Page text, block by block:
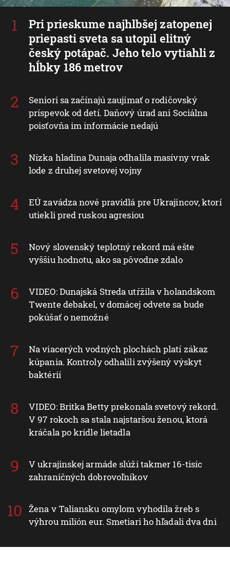
Pri prieskume najhlbšej zatopenej
priepasti sveta sa utopil elitný
český potápač. Jeho telo vytiahli z
hĺbky 186 metrov
Seniori sa začínajú zaujímať o rodičovský
príspevok od detí. Daňový úrad ani Sociálna
poisťovňa im informácie nedajú
Nízka hladina Dunaja odhalila masívny vrak
lode z druhej svetovej vojny
EÚ zavádza nové pravidlá pre Ukrajincov, ktorí
utiekli pred ruskou agresiou
Nový slovenský teplotný rekord má ešte
vyššiu hodnotu, ako sa pôvodne zdalo
VIDEO: Dunajská Streda utŕžila v holandskom
Twente debakel, v domácej odvete sa bude
pokúšať o nemožné
Na viacerých vodných plochách platí zákaz
kúpania. Kontroly odhalili zvýšený výskyt
baktérií
VIDEO: Britka Betty prekonala svetový rekord.
V 97 rokoch sa stala najstaršou ženou, ktorá
kráčala po krídle lietadla
V ukrajinskej armáde slúži takmer 16-tisíc
zahraničných dobrovoľníkov
Žena v Taliansku omylom vyhodila žreb s
výhrou milión eur. Smetiari ho hľadali dva dni